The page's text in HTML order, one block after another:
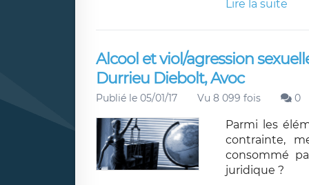
Lire la suite
Alcool et viol/agression
Durrieu Diebolt, Avoc
Publié le 05/01/17 Vu 8 099 fois 0
Parmi les
contrainte,
consommé
juridique ?